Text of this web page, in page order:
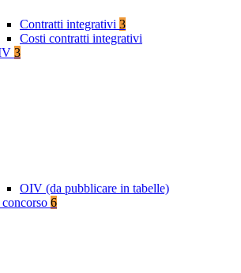
Contratti integrativi 3
Costi contratti integrativi
3
OIV (da pubblicare in tabelle)
6